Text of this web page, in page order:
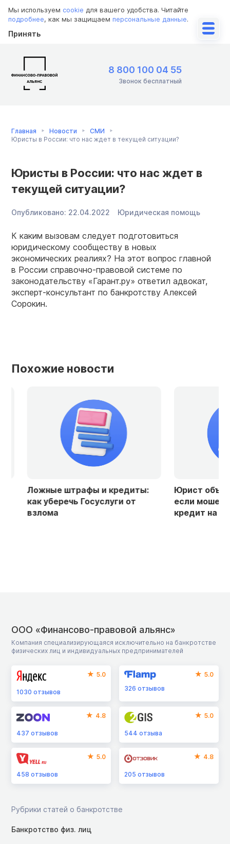
Мы используем cookie для вашего удобства. Читайте
подробнее, как мы защищаем персональные данные.
Принять
8 800 100 04 55
Звонок бесплатный
Главная Новости
СМИ
Юристы в России: что нас ждет в текущей ситуации?
Юристы в России: что нас ждет в
текущей ситуации?
Опубликовано: 22.04.2022 Юридическая помощь
К каким вызовам следует подготовиться
юридическому сообществу в новых
экономических реалиях? На этот вопрос главной
в России справочно-правовой системе по
законодательству «Гарант.ру» ответил адвокат,
эксперт-консультант по банкротству Алексей
Сорокин.
Похожие новости
Ложные штрафы и кредиты:
как уберечь Госуслуги от
взлома
Юрист
если
кредит на ваше
ООО «Финансово-правовой альянс»
Компания специализирующаяся исключительно на банкротстве
физических лиц и индивидуальных предпринимателей
5.0
1030 отзывов
5.0
326отзывов
4.8
437 отзывов
5.0
544отзыва
5.0
458 отзывов
4.8
205отзывов
Рубрики статей о банкротстве
Банкротство физ. лиц